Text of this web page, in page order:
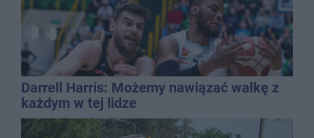
Darrell Harris: Możemy nawiązać walkę z
każdym w tej lidze